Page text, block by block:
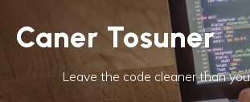
Caner Tosuner
Leave the code cleaner than